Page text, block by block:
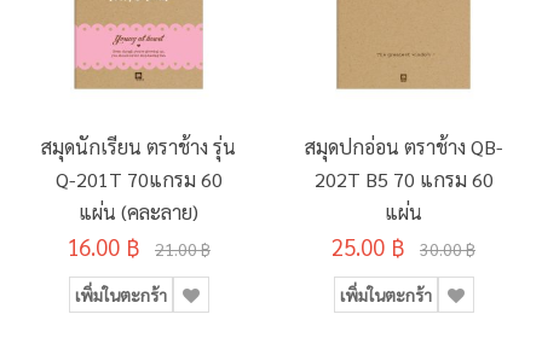
สมุดนักเรียน ตราช้าง รุ่น
Q-201T 70แกรม 60
แผ่น (คละลาย)
16.00 ฿ 21.00 ฿
เพิ่มในตะกร้า
สมุดปกอ่อน ตราช้าง QB-
202T B5 70 แกรม 60
แผ่น
25.00 ฿ 30.00 ฿
เพิ่มในตะกร้า